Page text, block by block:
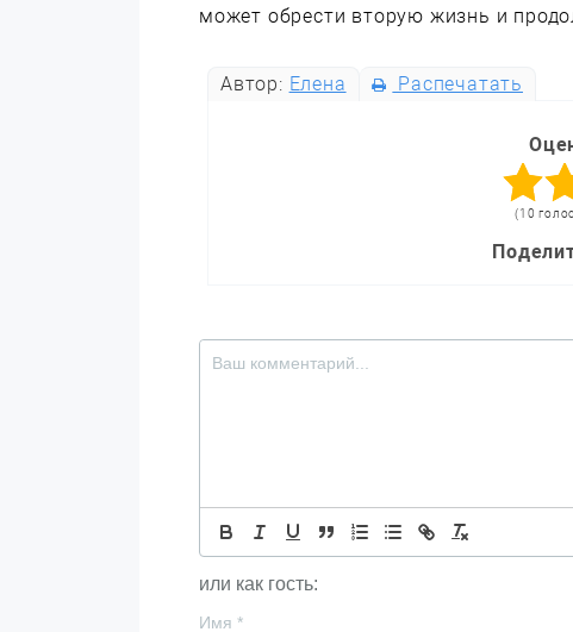
может обрести вторую жизнь и
Автор: Елена Распечатать
(10
или как гость:
Имя *